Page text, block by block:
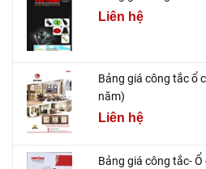
Liên hệ
Bảng giá công tắc ổ
năm)
Liên hệ
Bảng giá công tắc-